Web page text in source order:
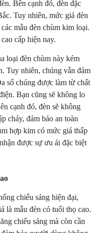
Bên cạnh đó, đèn đặc
Tuy nhiên, mức giá đèn
mẫu đèn chùm kim loại.
cấp hiện nay.
loại đèn chùm này kém
Tuy nhiên, chúng vẫn đảm
số chúng được làm từ chất
Bạn cũng sẽ không lo
cạnh đó, đèn sẽ không
cháy, đảm bảo an toàn
hợp kim có mức giá thấp
được sự ưu ái đặc biệt
chiếu sáng hiện đại,
là mẫu đèn có tuổi thọ cao.
chiếu sáng mà còn cần